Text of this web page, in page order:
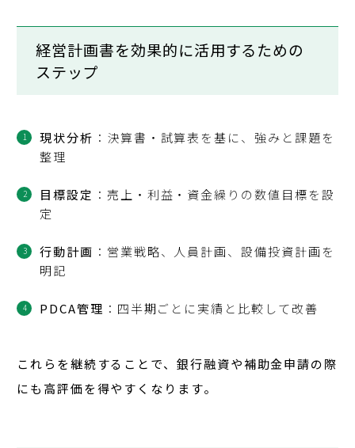
経営計画書を効果的に活用するための
ステップ
現状分析 ：決算書・試算表を基に、強みと課題を
整理
目標設定 ：売上・利益・資金繰りの数値目標を設
定
行動計画 ：営業戦略、人員計画、設備投資計画を
明記
PDCA管理 ：四半期ごとに実績と比較して改善
これらを継続することで、銀行融資や補助金申請の際
にも高評価を得やすくなります。